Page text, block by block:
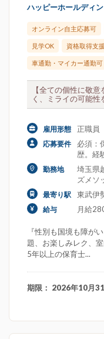
ハッピーホールディ
オンライン自主応募可
見学OK 資格取得支
車通勤・マイカー通勤可
【全ての個性に敬
く、ミライの可能性
雇用形態 正職員
応募要件
必須：
歴。経
勤務地
埼玉県
ズメソ
最寄り駅 東武伊
給与 月給
『性別も国境も障が
題、お楽しみレク、
5年以上の保育士...
期限： 2026年10月